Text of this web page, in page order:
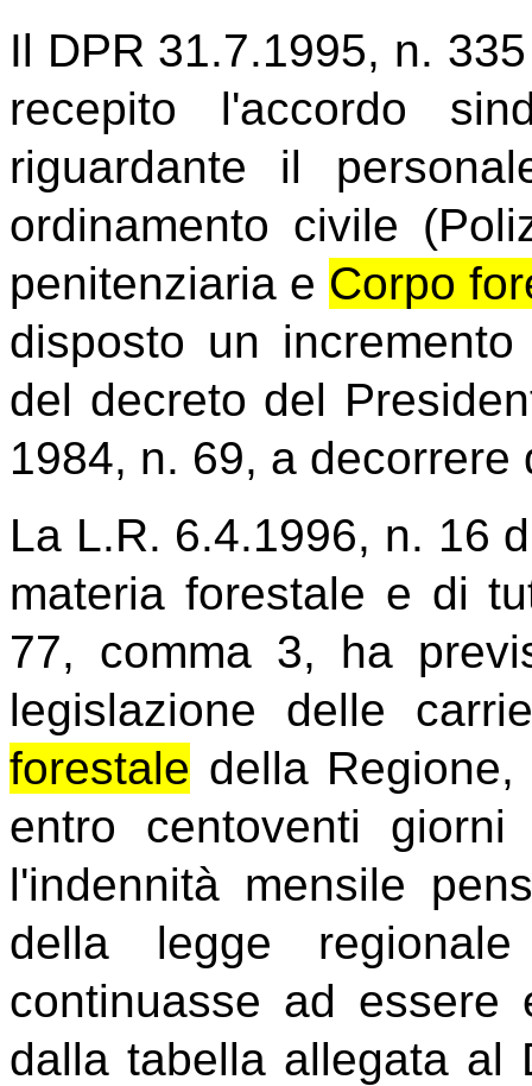
Il DPR 31.7.1995, n.
recepito l'accordo
riguardante il
ordinamento civile
penitenziaria e Corpo
disposto un
del decreto del
1984, n. 69, a decorrere
La L.R. 6.4.1996, n. 16
materia forestale e di
77, comma 3, ha
legislazione delle
forestale della
entro centoventi
l'indennità mensile
della legge
continuasse ad essere
dalla tabella allegata al